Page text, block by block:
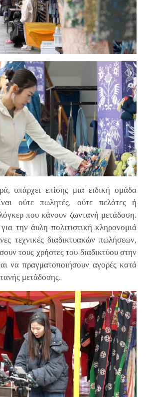
υπάρχει επίσης μια ειδική ομάδα
ούτε πωλητές, ούτε πελάτες ή
που κάνουν ζωντανή μετάδοση.
την άυλη πολιτιστική κληρονομιά
τεχνικές διαδικτυακών πωλήσεων,
τους χρήστες του διαδικτύου στην
να πραγματοποιήσουν αγορές κατά
μετάδοσης.